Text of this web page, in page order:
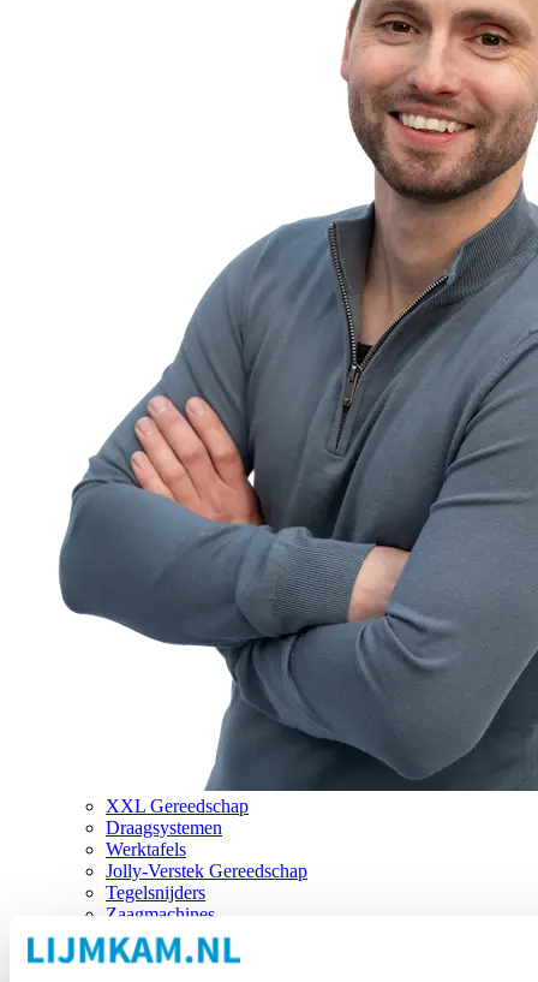
XXL Gereedschap
Draagsystemen
Werktafels
Jolly-Verstek Gereedschap
Tegelsnijders
Zaagmachines
Merken